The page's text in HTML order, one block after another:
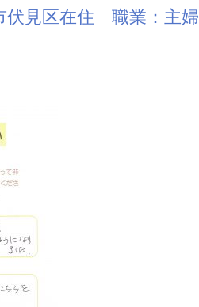
見区在住 職業：主婦